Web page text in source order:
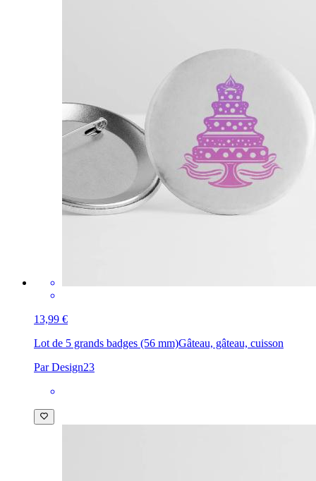
13,99 €
Lot de 5 grands badges (56 mm)Gâteau, gâteau, cuisson
Par Design23